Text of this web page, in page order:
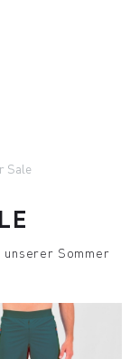
Sale
unserer Sommer